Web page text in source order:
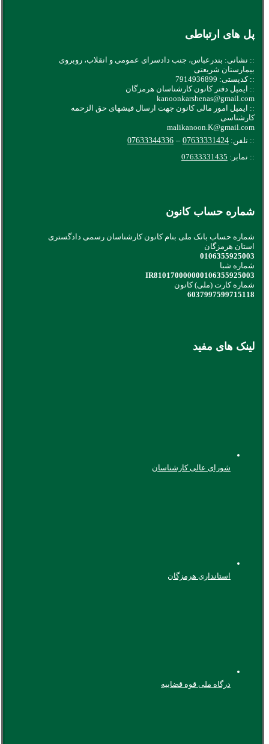
پل های ارتباطی
:: نشانی: بندرعباس، جنب دادسرای عمومی و انقلاب، روبروی
بیمارستان شریعتی
:: کدپستی: 7914936899
:: ایمیل دفتر کانون کارشناسان هرمزگان
kanoonkarshenas@gmail.com
:: ایمیل امور مالی کانون جهت ارسال فیشهای حق الزحمه
کارشناسی
malikanoon.K@gmail.com
:: تلفن: 07633331424
–
07633344336
:: نمابر: 07633331435
شماره حساب کانون
شماره حساب بانک ملی بنام کانون کارشناسان رسمی دادگستری
استان هرمزگان
0106355925003
شماره شبا
IR810170000000106355925003
شماره کارت (ملی) کانون
6037997599715118
لینک های مفید
شورای عالی کارشناسان
استانداری هرمزگان
درگاه ملی قوه قضاییه